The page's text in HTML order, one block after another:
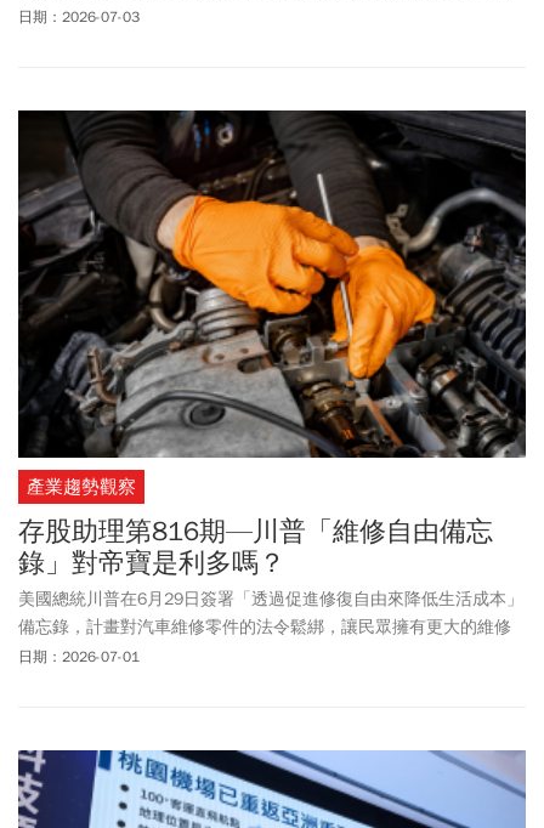
正式結束營業。H&M官方證實，未來在台還有13家店，並會持續尋
並重新招租。市場上盛傳已有多家百貨、品牌業者接洽。
日期：2026-07-03
產業趨勢觀察
存股助理第816期—川普「維修自由備忘
錄」對帝寶是利多嗎？
美國總統川普在6月29日簽署「透過促進修復自由來降低生活成本」
備忘錄，計畫對汽車維修零件的法令鬆綁，讓民眾擁有更大的維修
自由。這個法案被視為是對台灣售後維修汽車零組件廠如帝寶、東
日期：2026-07-01